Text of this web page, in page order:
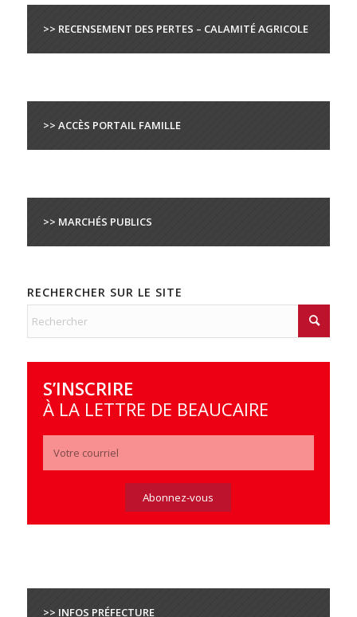
>> RECENSEMENT DES PERTES – CALAMITÉ AGRICOLE
>> ACCÈS PORTAIL FAMILLE
>> MARCHÉS PUBLICS
RECHERCHER SUR LE SITE
S’INSCRIRE
À LA LETTRE DE BEAUCAIRE
>> INFOS PRÉFECTURE